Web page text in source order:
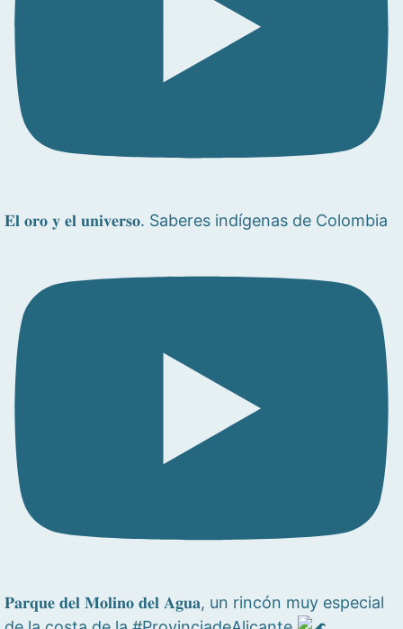
𝐄𝐥 𝐨𝐫𝐨 𝐲 𝐞𝐥 𝐮𝐧𝐢𝐯𝐞𝐫𝐬𝐨. Saberes indígenas de Colombia
𝐏𝐚𝐫𝐪𝐮𝐞 𝐝𝐞𝐥 𝐌𝐨𝐥𝐢𝐧𝐨 𝐝𝐞𝐥 𝐀𝐠𝐮𝐚, un rincón muy especial